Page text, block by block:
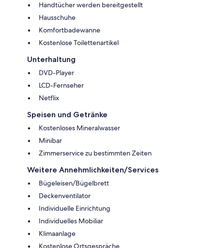
Handtücher werden bereitgestellt
Hausschuhe
Komfortbadewanne
Kostenlose Toilettenartikel
Unterhaltung
DVD-Player
LCD-Fernseher
Netflix
Speisen und Getränke
Kostenloses Mineralwasser
Minibar
Zimmerservice zu bestimmten Zeiten
Weitere Annehmlichkeiten/Services
Bügeleisen/Bügelbrett
Deckenventilator
Individuelle Einrichtung
Individuelles Mobiliar
Klimaanlage
Kostenlose Ortsgespräche